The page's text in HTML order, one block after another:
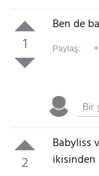
1
Ben de
Paylaş:
2
Babyliss
ikisinden